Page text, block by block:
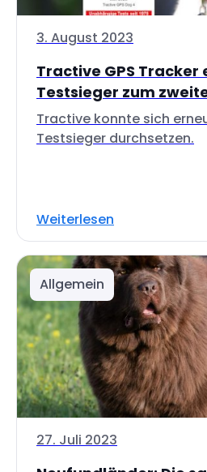
3. August 2023
Tractive GPS Tracker
Testsieger zum
Tractive konnte sich
Testsieger durchsetzen.
Weiterlesen
Allgemein
27. Juli 2023